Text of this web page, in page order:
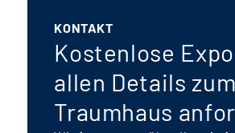
KONTAKT
Kostenlose
allen Details zum
Traumhaus